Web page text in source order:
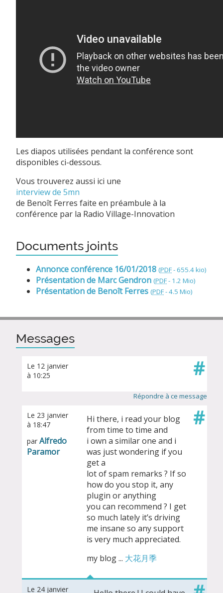
Les diapos utilisées pendant la conférence sont
disponibles ci-dessous.
Vous trouverez aussi ici une
interview de 5mn
de Benoît Ferres faite en préambule à la
conférence par la Radio Village-Innovation
Documents joints
Annonce conférence 16/01/2018 (PDF- 655.4 kio)
Présentation de Marc Gendron (PDF- 1.2 Mio)
Présentation de Benoît Ferres (PDF-4.5 Mio)
Messages
Le 12 janvier
à 10:25
#
Répondre à ce message
Le 23 janvier
à 18:47
par Alfredo
Paramor
Hi there, i read your blog
from time to time and
i own a similar one and i
was just wondering if you
get a
lot of spam remarks ? If so
how do you stop it, any
plugin or anything
you can recommend ? I get
so much lately it’s driving
me insane so any support
is very much appreciated.
my blog ... 大花月季
#
Le 24 janvier